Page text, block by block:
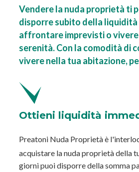
Vendere la nuda proprietà ti
disporre subito della liquidità
affrontare imprevisti o vivere
serenità. Con la comodità di
vivere nella tua abitazione,
Ottieni liquidità
Preatoni Nuda Proprietà è
acquistare lanuda proprietà della
giorni puoi disporre dellasomma